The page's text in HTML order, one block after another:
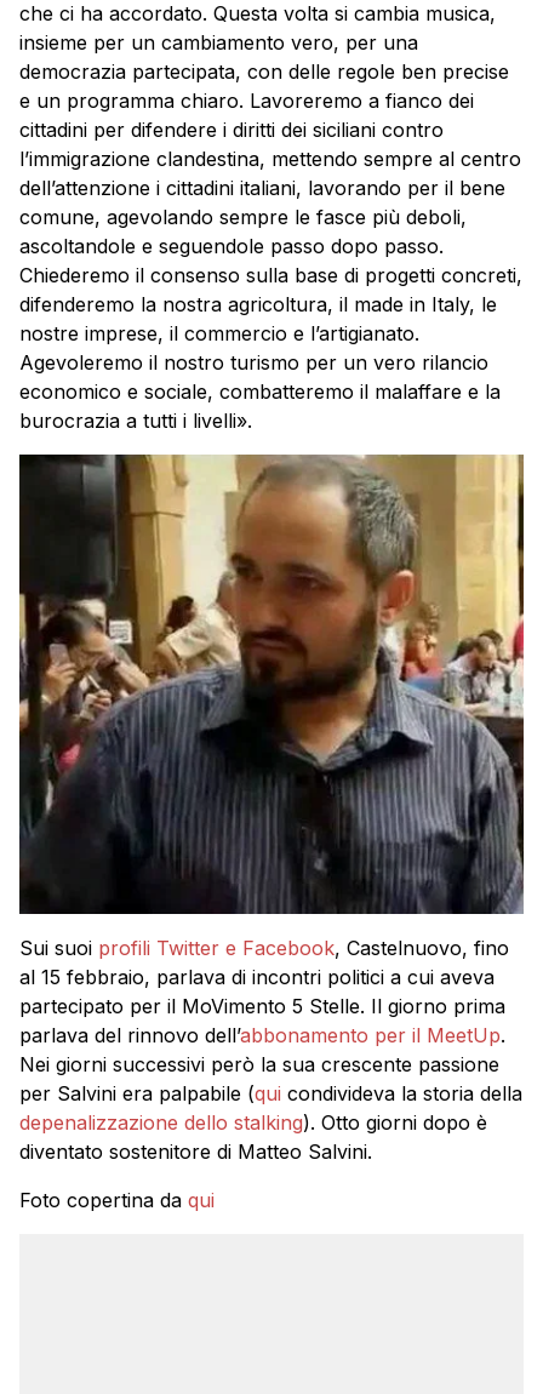
che ci ha accordato. Questa volta si cambia musica,
insieme per un cambiamento vero, per una
democrazia partecipata, con delle regole ben precise
e un programma chiaro. Lavoreremo a fianco dei
cittadini per difendere i diritti dei siciliani contro
l’immigrazione clandestina, mettendo sempre al centro
dell’attenzione i cittadini italiani, lavorando per il bene
comune, agevolando sempre le fasce più deboli,
ascoltandole e seguendole passo dopo passo.
Chiederemo il consenso sulla base di progetti concreti,
difenderemo la nostra agricoltura, il made in Italy, le
nostre imprese, il commercio e l’artigianato.
Agevoleremo il nostro turismo per un vero rilancio
economico e sociale, combatteremo il malaffare e la
burocrazia a tutti i livelli».
Sui suoi profili Twitter e Facebook, Castelnuovo, fino
al 15 febbraio, parlava di incontri politici a cui aveva
partecipato per il MoVimento 5 Stelle. Il giorno prima
parlava del rinnovo dell’abbonamento per il MeetUp.
Nei giorni successivi però la sua crescente passione
per Salvini era palpabile (qui condivideva la storia della
depenalizzazione dello stalking). Otto giorni dopo è
diventato sostenitore di Matteo Salvini.
Foto copertina da qui